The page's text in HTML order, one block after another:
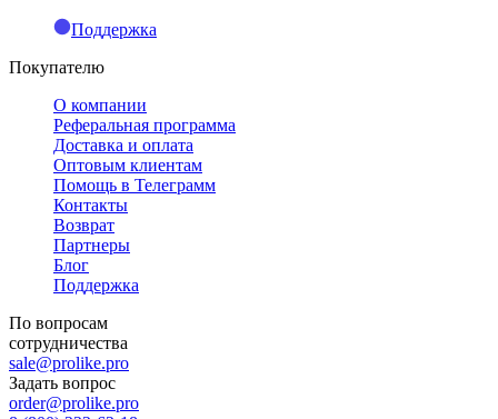
Поддержка
Покупателю
О компании
Реферальная программа
Доставка и оплата
Оптовым клиентам
Помощь в Телеграмм
Контакты
Возврат
Партнеры
Блог
Поддержка
По вопросам
сотрудничества
sale@prolike.pro
Задать вопрос
order@prolike.pro